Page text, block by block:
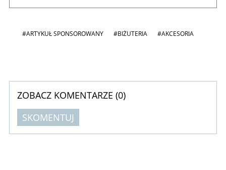
#ARTYKUŁ SPONSOROWANY #BIŻUTERIA #AKCESORIA
ZOBACZ KOMENTARZE (0)
SKOMENTUJ